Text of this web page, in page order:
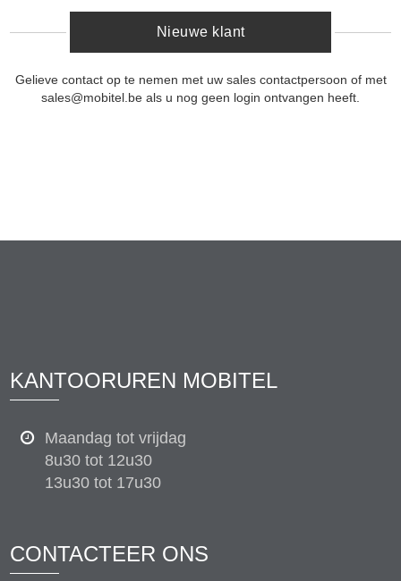
Nieuwe klant
Gelieve contact op te nemen met uw sales contactpersoon of met
sales@mobitel.be als u nog geen login ontvangen heeft.
KANTOORUREN MOBITEL
Maandag tot vrijdag
8u30 tot 12u30
13u30 tot 17u30
CONTACTEER ONS